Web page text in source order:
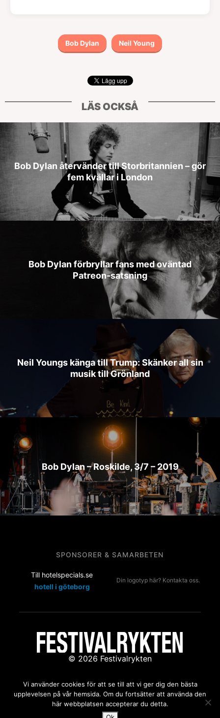
Bob Dylan Neil Young
LÄS OCKSÅ
Bob Dylan återvänder till Storbritannien – gör
fem kvällar i London
Bob Dylan förbryllar fans med oväntad
Patreon-satsning
Neil Youngs känga till Trump: Skänker all sin
musik till Grönland
Bob Dylan – Roskilde, 3/7 – 2019
SPONSORER & SAMARBETEN
Till hotelspecials.se
hotell i göteborg
Din logotyp här? Kontakta oss.
© 2026 Festivalrykten
Kontakta oss:redaktion@festivalrykten.se
Vi använder cookies för att se till att vi ger dig den bästa
upplevelsen på vår hemsida. Om du fortsätter att använda den
här webbplatsen accepterar du detta.